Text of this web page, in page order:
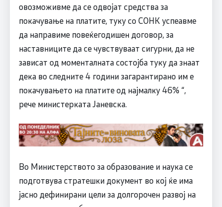
овозможивме да се одвојат средства за
покачување на платите, туку со СОНК успеавме
да направиме повеќегодишен договор, за
наставниците да се чувствуваат сигурни, да не
зависат од моменталната состојба туку да знаат
дека во следните 4 години загарантирано им е
покачувањето на платите од најмалку 46% “,
рече министерката Јаневска.
Во Министерството за образование и наука се
подготвува стратешки документ во кој ќе има
јасно дефинирани цели за долгорочен развој на